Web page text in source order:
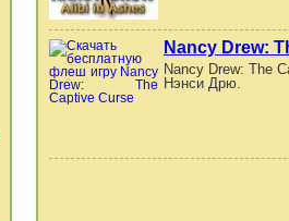
Nancy Drew:
Nancy Drew: The
Нэнси Дрю.